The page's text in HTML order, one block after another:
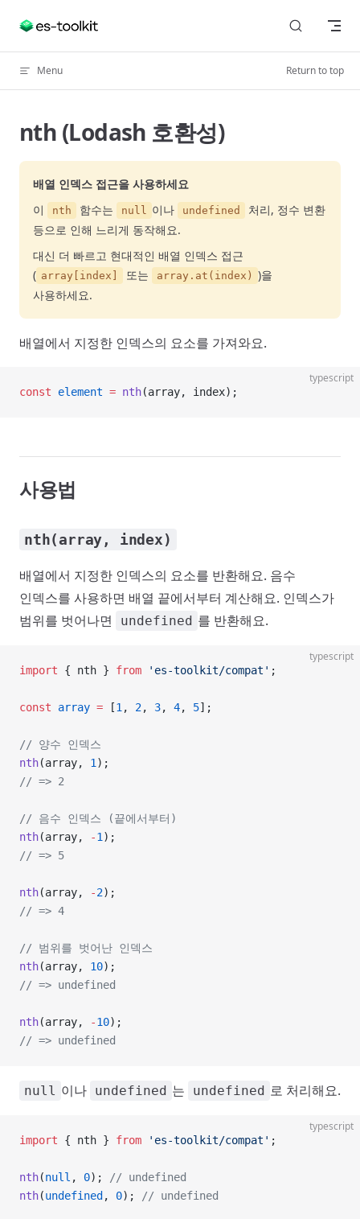
Skip to content
Menu Return to top
nth (Lodash 호환성)
배열 인덱스 접근을 사용하세요
이
nth 함수는 null 이나 undefined
처리, 정수 변환
등으로 인해 느리게 동작해요.
대신 더 빠르고 현대적인 배열 인덱스 접근
( array[index] 또는 array.at(index) )을
사용하세요.
배열에서 지정한 인덱스의 요소를 가져와요.
typescript
const element = nth(array, index);
사용법
nth(array, index)
배열에서 지정한 인덱스의 요소를 반환해요. 음수
인덱스를 사용하면 배열 끝에서부터 계산해요. 인덱스가
범위를 벗어나면
undefined 를 반환해요.
typescript
import { nth } from 'es-toolkit/compat' ;
const array = [1 , 2, 3, 4, 5];
// 양수 인덱스
nth(array, 1 );
// => 2
// 음수 인덱스 (끝에서부터)
nth(array, -1 );
// => 5
nth(array, -2);
// => 4
// 범위를 벗어난 인덱스
nth(array, 10);
// => undefined
nth(array, -10);
// => undefined
null 이나 undefined 는 undefined 로 처리해요.
typescript
import { nth } from 'es-toolkit/compat' ;
nth(null , 0);
// undefined
nth(undefined , 0); // undefined